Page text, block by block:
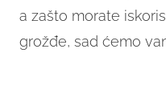
a zašto morate
grožđe, sad ćemo